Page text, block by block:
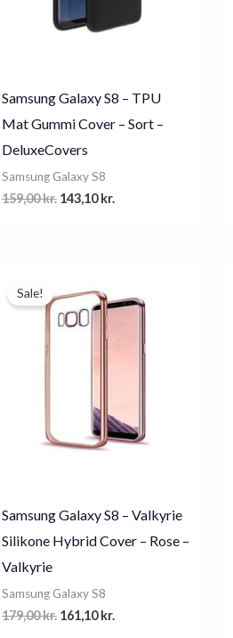
Samsung Galaxy S8 – TPU
Mat Gummi Cover – Sort –
DeluxeCovers
Samsung Galaxy S8
159,00kr. Original
143,10kr.
Sale!
Samsung Galaxy S8 – Valkyrie
Silikone Hybrid Cover – Rose –
Valkyrie
Samsung Galaxy S8
179,00kr. Original
161,10kr.